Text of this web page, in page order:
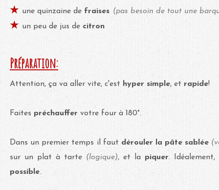
★ une quinzaine de fraises (pas besoin de tout une
★ un peu de jus de citron
Préparation:
Attention, ça va aller vite, c'est hyper simple, et rapide!
Faites préchauffer votre four à 180°.
Dans un premier temps il faut dérouler la pâte sablée
sur un plat à tarte (logique), et la piquer. Idéalement,
possible.